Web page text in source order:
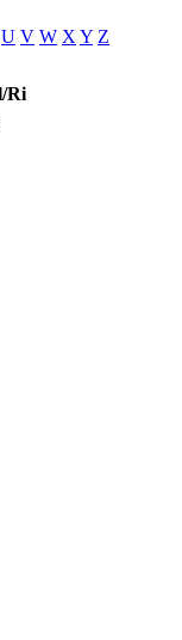
U V W X Y Z
Ri